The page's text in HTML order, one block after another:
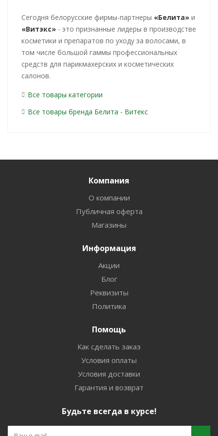
Cегодня белорусские фирмы-партнеры «Белита» и
«Витэкс» - это признанные лидеры в производстве
косметики и препаратов по уходу за волосами, в
том числе большой гаммы профессиональных
средств для парикмахерских и косметических
салонов.
Все товары категории
Все товары бренда Белита - Витекс
Компания
О компании
Публичная оферта
Магазины
Информация
Акции
Блог
Реквизиты
Политика
Помощь
Как сделать заказ
Условия оплаты
Условия доставки
Гарантия и возврат
Будьте всегда в курсе!